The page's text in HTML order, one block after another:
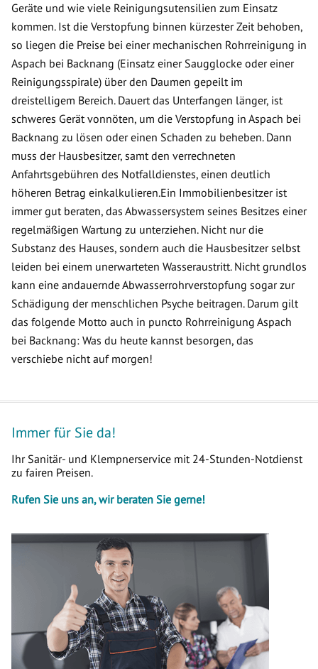
Geräte und wie viele Reinigungsutensilien zum Einsatz
kommen. Ist die Verstopfung binnen kürzester Zeit behoben,
so liegen die Preise bei einer mechanischen Rohrreinigung in
Aspach bei Backnang (Einsatz einer Saugglocke oder einer
Reinigungsspirale) über den Daumen gepeilt im
dreistelligem Bereich. Dauert das Unterfangen länger, ist
schweres Gerät vonnöten, um die Verstopfung in Aspach bei
Backnang zu lösen oder einen Schaden zu beheben. Dann
muss der Hausbesitzer, samt den verrechneten
Anfahrtsgebühren des Notfalldienstes, einen deutlich
höheren Betrag einkalkulieren.Ein Immobilienbesitzer ist
immer gut beraten, das Abwassersystem seines Besitzes einer
regelmäßigen Wartung zu unterziehen. Nicht nur die
Substanz des Hauses, sondern auch die Hausbesitzer selbst
leiden bei einem unerwarteten Wasseraustritt. Nicht grundlos
kann eine andauernde Abwasserrohrverstopfung sogar zur
Schädigung der menschlichen Psyche beitragen. Darum gilt
das folgende Motto auch in puncto Rohrreinigung Aspach
bei Backnang: Was du heute kannst besorgen, das
verschiebe nicht auf morgen!
Immer für Sie da!
Ihr Sanitär- und Klempnerservice mit 24-Stunden-Notdienst
zu fairen Preisen.
Rufen Sie uns an, wir beraten Sie gerne!